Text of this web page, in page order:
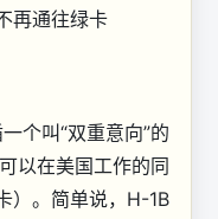
再通往绿卡
个叫“双重意向”的
以在美国工作的同
）。简单说，H-1B